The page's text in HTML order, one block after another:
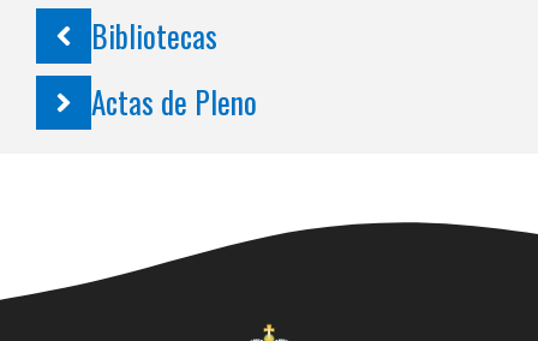
Bibliotecas
Actas de Pleno